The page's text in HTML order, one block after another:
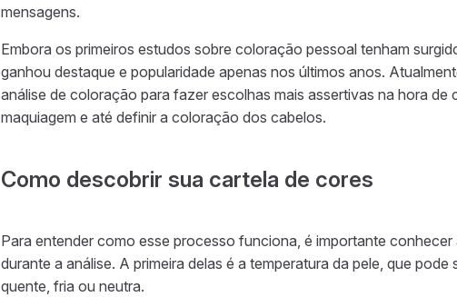
mensagens.
Embora os primeiros estudos sobre coloração pessoal tenham
ganhou destaque e popularidade apenas nos últimos anos.
análise de coloração para fazer escolhas mais assertivas na hora de
maquiagem e até definir a coloração dos cabelos.
Como descobrir sua cartela de cores
Para entender como esse processo funciona, é importante
durante a análise. A primeira delas é a temperatura da pele, que
quente, fria ou neutra.